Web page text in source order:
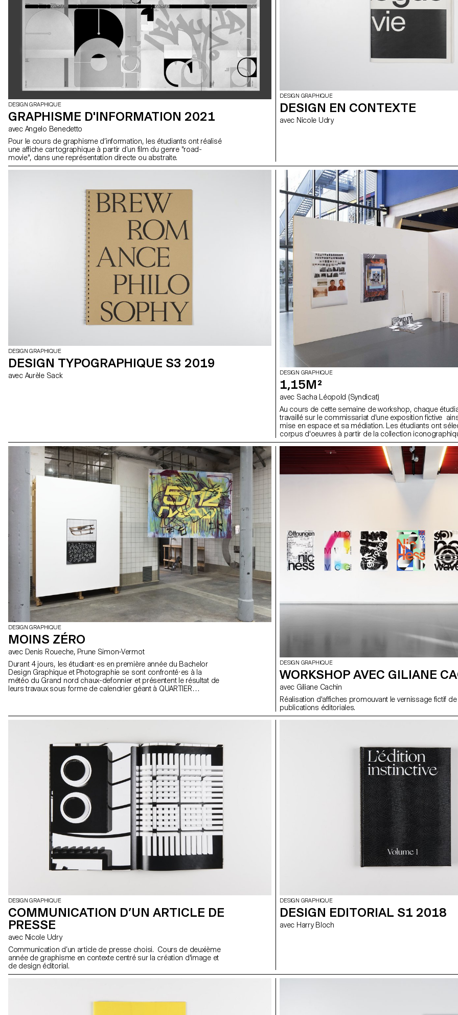
DESIGN GRAPHIQUE
GRAPHISME D'INFORMATION 2021
avec Angelo Benedetto
Pour le cours de graphisme d’information, les étudiants ont réalisé
une affiche cartographique à partir d’un film du genre "road-
movie", dans une représentation directe ou abstraite.
DESIGN GRAPHIQUE
DESIGN EN CONTEXTE
avec Nicole Udry
DESIGN GRAPHIQUE
DESIGN TYPOGRAPHIQUE S3 2019
avec Aurèle Sack DESIGN GRAPHIQUE
1,15M²
avec Sacha Léopold (Syndicat)
Au cours de cette semaine de workshop, chaque
travaillé sur le commissariat d'une exposition fictive
mise en espace et sa médiation. Les étudiants ont
corpus d'oeuvres à partir de la collection
textuelle du Metropolitan Museum of Art et du Museum
Art, tous deux basés à New York. L'espace
(surface d'une affiche F4) est imprimable, accrochable,
C'est à la fois une surface mais aussi un socle ou un
résultat des étudiants questionne les moyens de
de représentations des oeuvres dans la conception
DESIGN GRAPHIQUE
MOINS ZÉRO
avec Denis Roueche, Prune Simon-Vermot
Durant 4 jours, les étudiant·es en première année du Bachelor
Design Graphique et Photographie se sont confronté·es à la
météo du Grand nord chaux-defonnier et présentent le résultat de
leurs travaux sous forme de calendrier géant à QUARTIER
DESIGN GRAPHIQUE
WORKSHOP AVEC GILIANE
avec Giliane Cachin
Réalisation d'affiches promouvant le vernissage fictif de
publications éditoriales.
DESIGN GRAPHIQUE
COMMUNICATION D’UN ARTICLE DE
PRESSE
avec Nicole Udry
Communication d’un article de presse choisi. Cours de deuxième
année de graphisme en contexte centré sur la création d'image et
de design éditorial.
DESIGN GRAPHIQUE
DESIGN EDITORIAL S1 2018
avec Harry Bloch